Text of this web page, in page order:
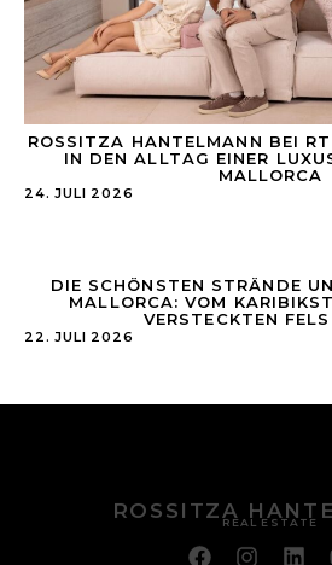
ROSSITZA HANTELMANN BEI
IN DEN ALLTAG EINER
MALLORCA
24. JULI 2026
DIE SCHÖNSTEN STRÄNDE
MALLORCA: VOM
VERSTECKTEN
22. JULI 2026
ROSSITZAREAL ESTATE